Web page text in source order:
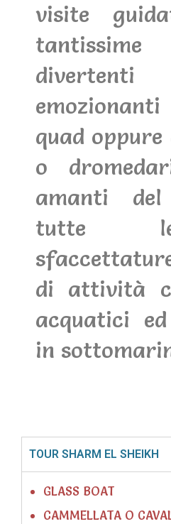
visite
quad
o
amanti
tutte
di attività
acquatici
in
TOUR SHARM EL SHEIKH
GLASS BOAT
CAMMELLATA O